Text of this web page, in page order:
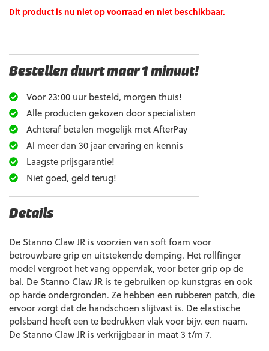
Dit product is nu niet op voorraad en niet beschikbaar.
Bestellen duurt maar 1 minuut!
Voor 23:00 uur besteld, morgen thuis!
Alle producten gekozen door specialisten
Achteraf betalen mogelijk met AfterPay
Al meer dan 30 jaar ervaring en kennis
Laagste prijsgarantie!
Niet goed, geld terug!
Details
De Stanno Claw JR is voorzien van soft foam voor
betrouwbare grip en uitstekende demping. Het rollfinger
model vergroot het vang oppervlak, voor beter grip op de
bal. De Stanno Claw JR is te gebruiken op kunstgras en ook
op harde ondergronden. Ze hebben een rubberen patch, die
ervoor zorgt dat de handschoen slijtvast is. De elastische
polsband heeft een te bedrukken vlak voor bijv. een naam.
De Stanno Claw JR is verkrijgbaar in maat 3 t/m 7.